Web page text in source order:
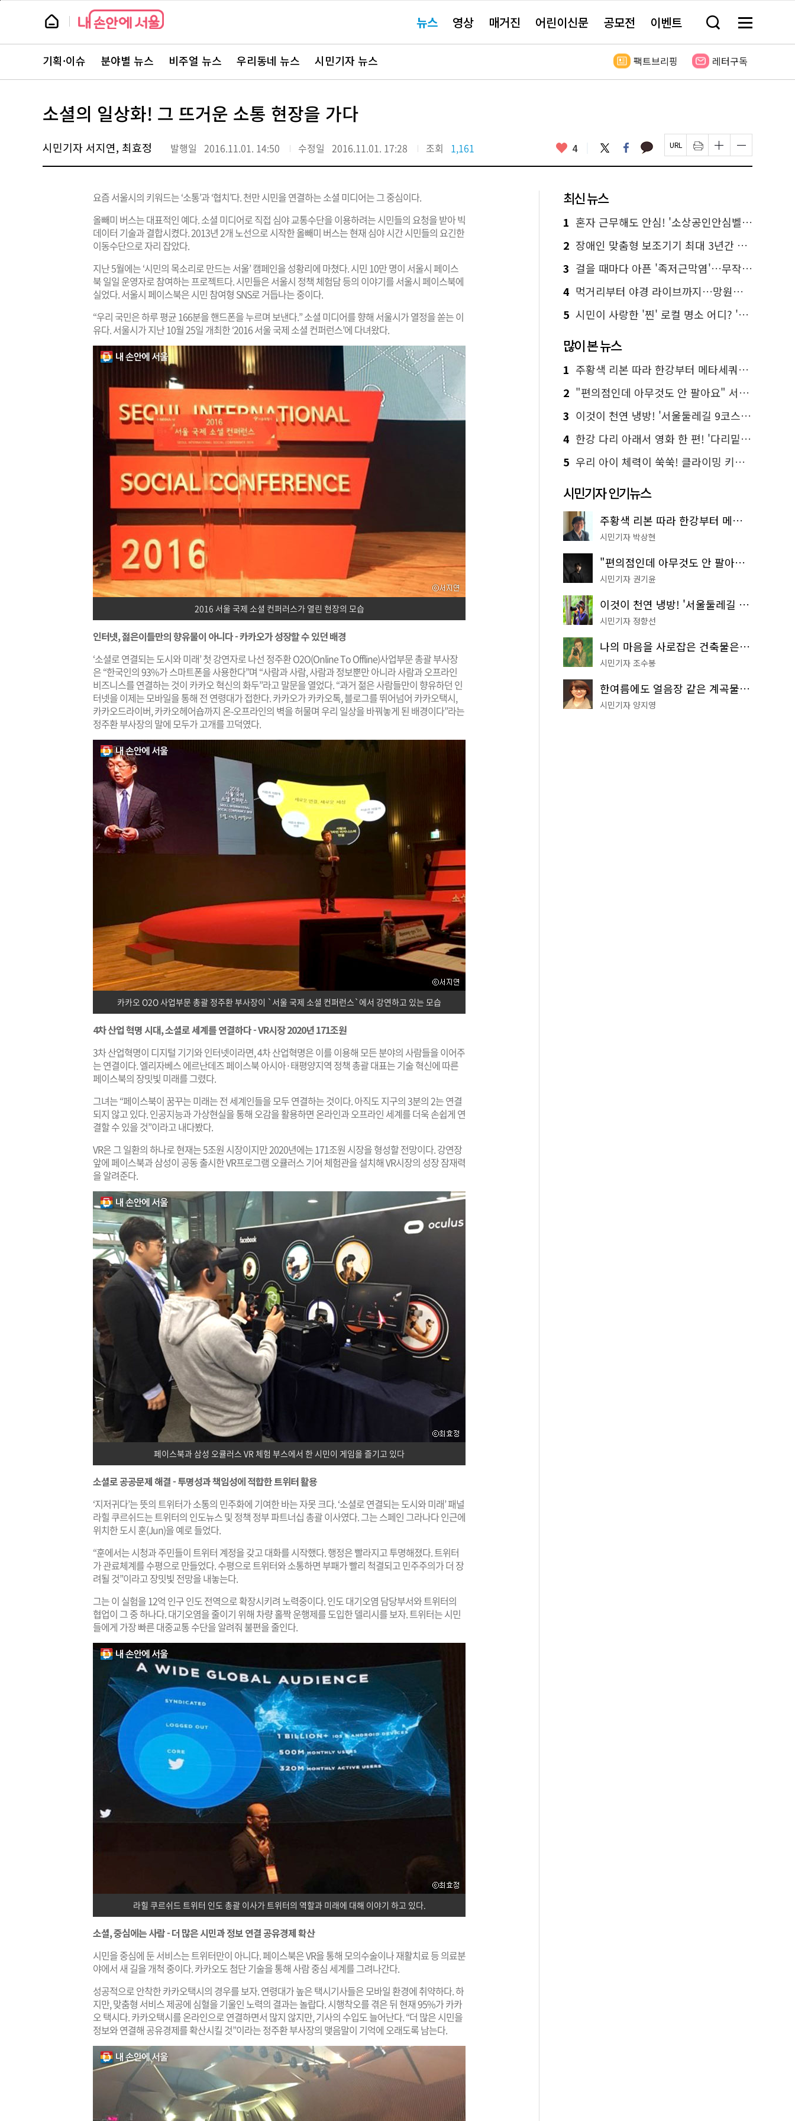
본
뉴
스 요뉴스 영상 매거진 어린이신문 공모전 이벤트 검
창
기
메
전
보
뉴
스
주
서
바
로
기획·이슈 분야별 뉴스 비주얼 뉴스 우리동네 뉴스 시민기자 뉴스 팩트브리핑 레터구독
소셜의 일상화! 그 뜨거운 소통 현장을 가다
시민기자 서지연, 최효정 발행일 2016.11.01. 14:50 수정일 2016.11.01. 17:28 조회 1,161 좋
요
4 트
위
터
페
이
스
카
카 페
이
지
인
쇄
하
글
자
크
하
기
글
자
크
하
기
요즘 서울시의 키워드는 ‘소통’과 ‘협치’다. 천만 시민을 연결하는 소셜 미디어는 그 중심이다.
올빼미 버스는 대표적인 예다. 소셜 미디어로 직접 심야 교통수단을 이용하려는 시민들의 요청을 받아 빅
데이터 기술과 결합시켰다. 2013년 2개 노선으로 시작한 올빼미 버스는 현재 심야 시간 시민들의 요긴한
이동수단으로 자리 잡았다.
지난 5월에는 ‘시민의 목소리로 만드는 서울’ 캠페인을 성황리에 마쳤다. 시민 10만 명이 서울시 페이스
북 일일 운영자로 참여하는 프로젝트다. 시민들은 서울시 정책 체험담 등의 이야기를 서울시 페이스북에
실었다. 서울시 페이스북은 시민 참여형 SNS로 거듭나는 중이다.
“우리 국민은 하루 평균 166분을 핸드폰을 누르며 보낸다.” 소셜 미디어를 향해 서울시가 열정을 쏟는 이
유다. 서울시가 지난 10월 25일 개최한 ‘2016 서울 국제 소셜 컨퍼런스’에 다녀왔다.
2016 서울 국제 소셜 컨퍼러스가 열린 현장의 모습
인터넷, 젊은이들만의 향유물이 아니다 - 카카오가 성장할 수 있던 배경
‘소셜로 연결되는 도시와 미래’ 첫 강연자로 나선 정주환 O2O(Online To Offline)사업부문 총괄 부사장
은 “한국인의 93%가 스마트폰을 사용한다”며 “사람과 사람, 사람과 정보뿐만 아니라 사람과 오프라인
비즈니스를 연결하는 것이 카카오 혁신의 화두”라고 말문을 열었다. “과거 젊은 사람들만이 향유하던 인
터넷을 이제는 모바일을 통해 전 연령대가 접한다. 카카오가 카카오톡, 블로그를 뛰어넘어 카카오택시,
카카오드라이버, 카카오헤어숍까지 온-오프라인의 벽을 허물며 우리 일상을 바꿔놓게 된 배경이다”라는
정주환 부사장의 말에 모두가 고개를 끄덕였다.
카카오 O2O 사업부문 총괄 정주환 부사장이 `서울 국제 소셜 컨퍼런스`에서 강연하고 있는 모습
4차 산업 혁명 시대, 소셜로 세계를 연결하다 - VR시장 2020년 171조원
3차 산업혁명이 디지털 기기와 인터넷이라면, 4차 산업혁명은 이를 이용해 모든 분야의 사람들을 이어주
는 연결이다. 엘리자베스 에르난데즈 페이스북 아시아·태평양지역 정책 총괄 대표는 기술 혁신에 따른
페이스북의 장밋빛 미래를 그렸다.
그녀는 “페이스북이 꿈꾸는 미래는 전 세계인들을 모두 연결하는 것이다. 아직도 지구의 3분의 2는 연결
되지 않고 있다. 인공지능과 가상현실을 통해 오감을 활용하면 온라인과 오프라인 세계를 더욱 손쉽게 연
결할 수 있을 것”이라고 내다봤다.
VR은 그 일환의 하나로 현재는 5조원 시장이지만 2020년에는 171조원 시장을 형성할 전망이다. 강연장
앞에 페이스북과 삼성이 공동 출시한 VR프로그램 오큘러스 기어 체험관을 설치해 VR시장의 성장 잠재력
을 알려준다.
페이스북과 삼성 오큘러스 VR 체험 부스에서 한 시민이 게임을 즐기고 있다
소셜로 공공문제 해결 - 투명성과 책임성에 적합한 트위터 활용
‘지저귀다’는 뜻의 트위터가 소통의 민주화에 기여한 바는 자못 크다. ‘소셜로 연결되는 도시와 미래’ 패널
라힐 쿠르쉬드는 트위터의 인도뉴스 및 정책 정부 파트너십 총괄 이사였다. 그는 스페인 그라나다 인근에
위치한 도시 훈(Jun)을 예로 들었다.
“훈에서는 시청과 주민들이 트위터 계정을 갖고 대화를 시작했다. 행정은 빨라지고 투명해졌다. 트위터
가 관료체계를 수평으로 만들었다. 수평으로 트위터와 소통하면 부패가 빨리 척결되고 민주주의가 더 장
려될 것”이라고 장밋빛 전망을 내놓는다.
그는 이 실험을 12억 인구 인도 전역으로 확장시키려 노력중이다. 인도 대기오염 담당부서와 트위터의
협업이 그 중 하나다. 대기오염을 줄이기 위해 차량 홀짝 운행제를 도입한 델리시를 보자. 트위터는 시민
들에게 가장 빠른 대중교통 수단을 알려줘 불편을 줄인다.
라힐 쿠르쉬드 트위터 인도 총괄 이사가 트위터의 역할과 미래에 대해 이야기 하고 있다.
소셜, 중심에는 사람 - 더 많은 시민과 정보 연결 공유경제 확산
시민을 중심에 둔 서비스는 트위터만이 아니다. 페이스북은 VR을 통해 모의수술이나 재활치료 등 의료분
야에서 새 길을 개척 중이다. 카카오도 첨단 기술을 통해 사람 중심 세계를 그려나간다.
성공적으로 안착한 카카오택시의 경우를 보자. 연령대가 높은 택시기사들은 모바일 환경에 취약하다. 하
지만, 맞춤형 서비스 제공에 심혈을 기울인 노력의 결과는 놀랍다. 시행착오를 겪은 뒤 현재 95%가 카카
오 택시다. 카카오택시를 온라인으로 연결하면서 많지 않지만, 기사의 수입도 늘어난다. “더 많은 시민을
정보와 연결해 공유경제를 확산시킬 것”이라는 정주환 부사장의 맺음말이 기억에 오래도록 남는다.
최신 뉴스
1 혼자 근무해도 안심! '소상공인안심벨' 신청하세요
2 장애인 맞춤형 보조기기 최대 3년간 무상 대여…삶의 질 높인다
3 걸을 때마다 아픈 '족저근막염'…무작정 참지 말고 '이것' 해보세요!
4 먹거리부터 야경 라이브까지…망원한강공원 알짜 코스
5 시민이 사랑한 '찐' 로컬 명소 어디? '서울에디션25' 추천 코스
많이 본 뉴스
1 주황색 리본 따라 한강부터 메타세쿼이아 숲길까지…서울둘레길 15코스
2 "편의점인데 아무것도 안 팔아요" 서울에서 가장 특별한 편의점의 정체
3 이것이 천연 냉방! '서울둘레길 9코스'로 숲속 피서 떠나볼까
4 한강 다리 아래서 영화 한 편! '다리밑 영화관' 무료 상영
5 우리 아이 체력이 쑥쑥! 클라이밍 키즈카페·어린이 체력장
시민기자 인기뉴스
주황색 리본 따라 한강부터 메타세쿼이아 숲길까지…서울둘레길 15코스
시민기자 박상현
"편의점인데 아무것도 안 팔아요" 서울에서 가장 특별한 편의점의 정체
시민기자 권기윤
이것이 천연 냉방! '서울둘레길 9코스'로 숲속 피서 떠나볼까
시민기자 정향선
나의 마음을 사로잡은 건축물은? '서울시 건축상' 수상작 공개!
시민기자 조수봉
한여름에도 얼음장 같은 계곡물! 서울 '진관사 계곡'이 천국이네~
시민기자 양지영
페